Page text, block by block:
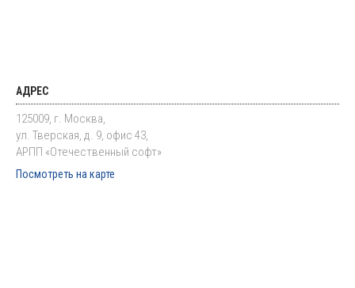
АДРЕС
125009, г. Москва,
ул. Тверская, д. 9, офис 43,
АРПП «Отечественный софт»
Посмотреть на карте